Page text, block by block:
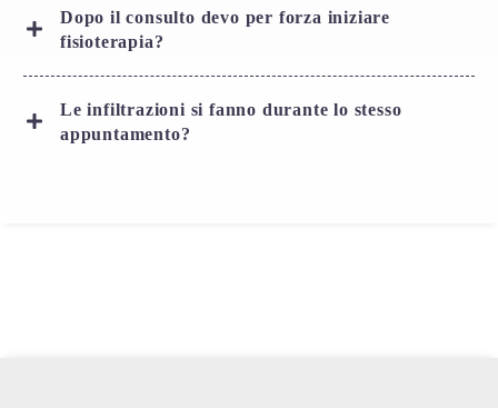
Dopo il consulto devo per forza iniziare
fisioterapia?
Le infiltrazioni si fanno durante lo stesso
appuntamento?